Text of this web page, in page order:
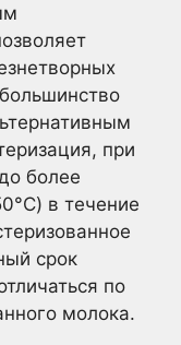
при
более
в течение
срок
по
молока.